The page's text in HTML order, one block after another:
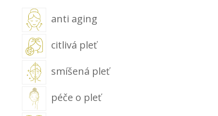
anti aging
citlivá pleť
smíšená pleť
péče o pleť